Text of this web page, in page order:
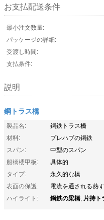
お支払配送条件
最小注文数量:
パッケージの詳細:
受渡し時間:
支払条件:
説明
鋼トラス橋
製品名:
鋼鉄トラス橋
材料:
プレハブの鋼鉄
スパン:
中型のスパン
船橋楼甲板:
具体的
タイプ:
永久的な橋
表面の保護:
電流を通される熱
ハイライト:
鋼鉄の梁橋, 片持ト